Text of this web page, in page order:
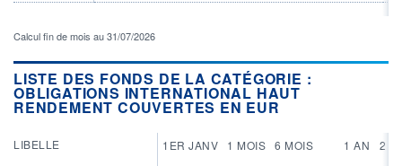
Calcul fin de mois au 31/07/2026
LISTE DES FONDS DE LA CATÉGORIE :
OBLIGATIONS INTERNATIONAL HAUT
RENDEMENT COUVERTES EN EUR
LIBELLE 1ER JANV 1 MOIS 6 MOIS 1 AN 2